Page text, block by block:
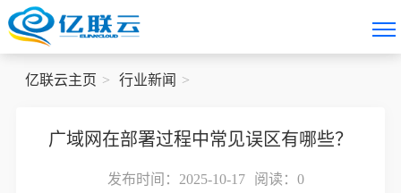
亿联云主页 行业新闻
广域网在部署过程中常见误区有哪些？
发布时间：2025-10-17 阅读： 0